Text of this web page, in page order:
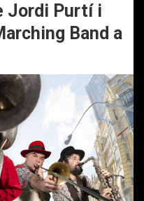
Jordi Purtí i
Band a